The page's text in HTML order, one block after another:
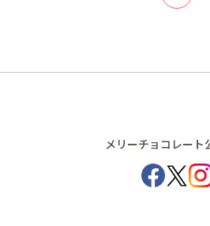
メリーチョコレート